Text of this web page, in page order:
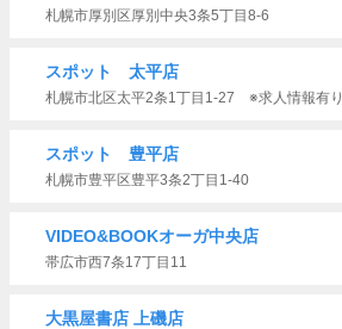
札幌市厚別区厚別中央3条5丁目8-6
スポット 太平店
札幌市北区太平2条1丁目1-27 ※求人情報有り
スポット 豊平店
札幌市豊平区豊平3条2丁目1-40
VIDEO&BOOKオーガ中央店
帯広市西7条17丁目11
大黒屋書店 上磯店